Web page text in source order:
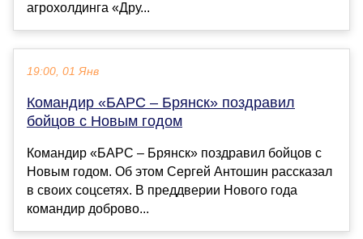
агрохолдинга «Дру...
19:00, 01 Янв
Командир «БАРС – Брянск» поздравил
бойцов с Новым годом
Командир «БАРС – Брянск» поздравил бойцов с
Новым годом. Об этом Сергей Антошин рассказал
в своих соцсетях. В преддверии Нового года
командир доброво...